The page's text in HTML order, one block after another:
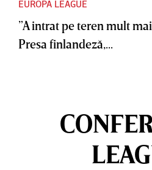
EUROPA LEAGUE
”A intrat pe teren mult
Presa finlandeză,...